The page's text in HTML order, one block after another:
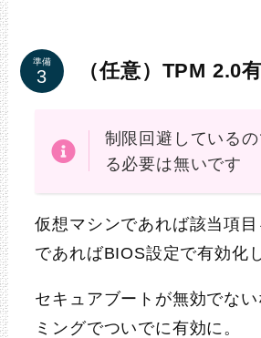
準備 （任意）TPM 2.0
制限回避している
る必要は無いです
仮想マシンであれば該当項
であればBIOS設定で有効化
セキュアブートが無効でな
ミングでついでに有効に。